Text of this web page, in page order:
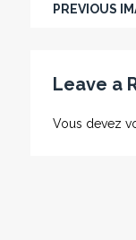
PREVIOUS
Leave a
Vous devez